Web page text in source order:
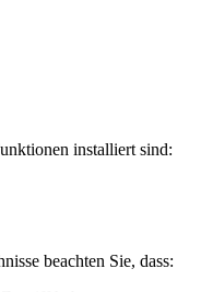
installiert sind:
beachten Sie, dass: